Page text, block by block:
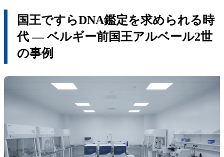
国王ですらDNA鑑定を求められる時
代 ― ベルギー前国王アルベール2世
の事例